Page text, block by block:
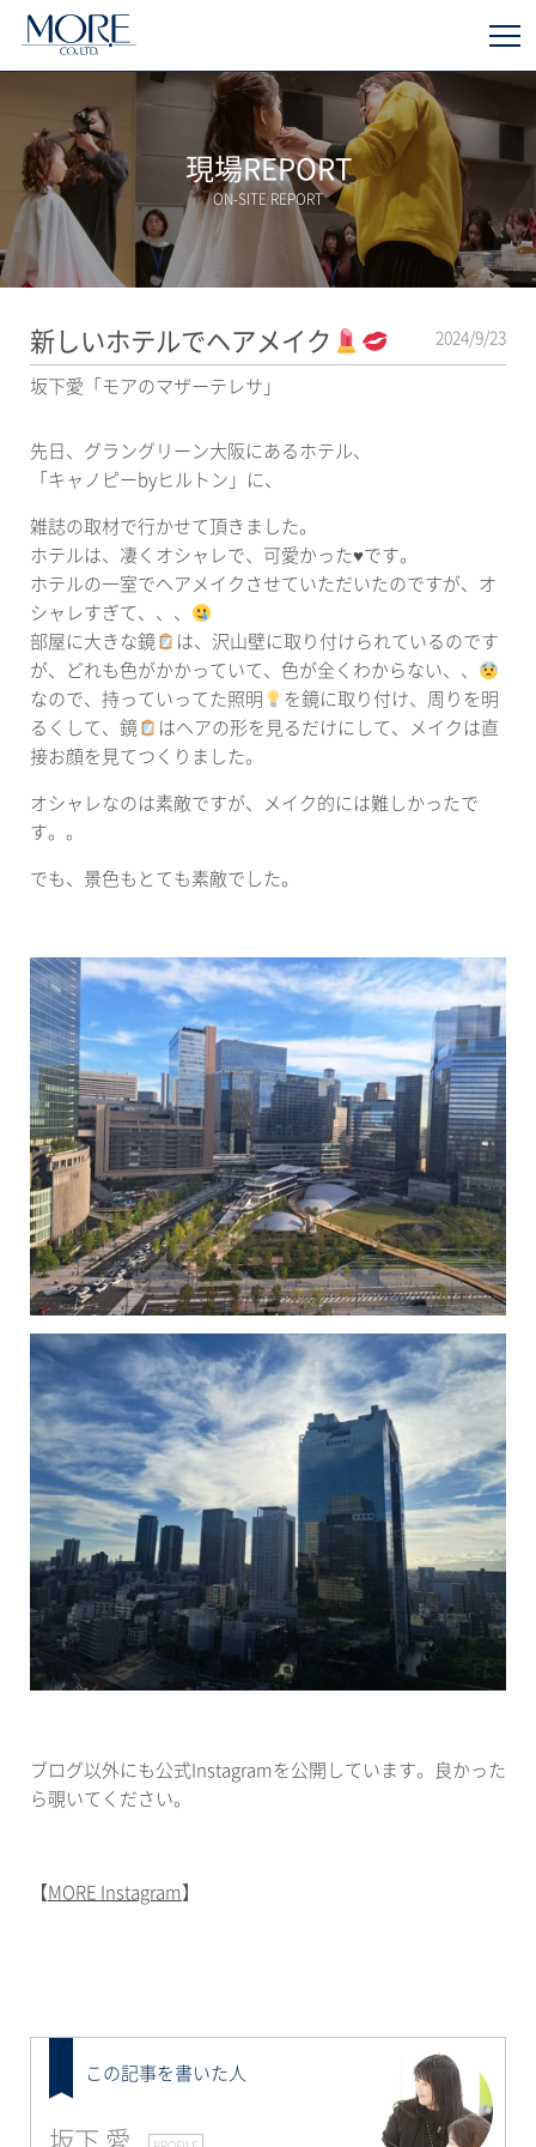
現場REPORT
ON-SITE REPORT
2024/9/23
新しいホテルでヘアメイク
坂下愛「モアのマザーテレサ」
先日、グラングリーン大阪にあるホテル、
「キャノピーbyヒルトン」に、
雑誌の取材で行かせて頂きました。
ホテルは、凄くオシャレで、可愛かった♥です。
ホテルの一室でヘアメイクさせていただいたのですが、オ
シャレすぎて、、、
部屋に大きな鏡
は、沢山壁に取り付けられているのです
が、どれも色がかかっていて、色が全くわからない、、
なので、持っていってた照明
を鏡に取り付け、周りを明
るくして、鏡
はヘアの形を見るだけにして、メイクは直
接お顔を見てつくりました。
オシャレなのは素敵ですが、メイク的には難しかったで
す。。
でも、景色もとても素敵でした。
ブログ以外にも公式Instagramを公開しています。良かった
ら覗いてください。
【MORE Instagram】
この記事を書いた人